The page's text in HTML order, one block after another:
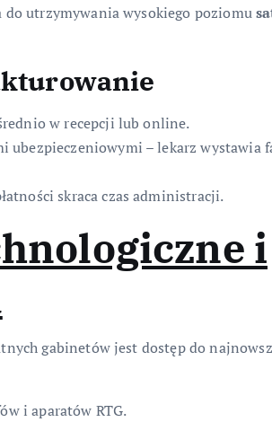
do utrzymywania wysokiego poziomu
w recepcji lub online.
ubezpieczeniowymi – lekarz wystawia
skraca czas administracji.
i
gabinetów jest dostęp do
i aparatów RTG.